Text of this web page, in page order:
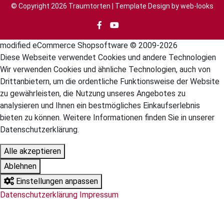
© Copyright 2026 Traumtorten | Template Design byweb-looks
modified eCommerce Shopsoftware © 2009-2026
Diese Webseite verwendet Cookies und andere Technologien
Wir verwenden Cookies und ähnliche Technologien, auch von
Drittanbietern, um die ordentliche Funktionsweise der Website
zu gewährleisten, die Nutzung unseres Angebotes zu
analysieren und Ihnen ein bestmögliches Einkaufserlebnis
bieten zu können. Weitere Informationen finden Sie in unserer
Datenschutzerklärung.
Alle akzeptieren
Ablehnen
Einstellungen anpassen
Datenschutzerklärung Impressum